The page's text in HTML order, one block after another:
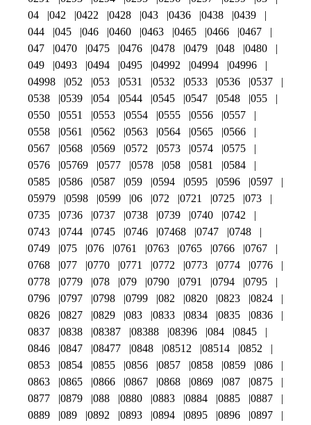
04
042 0422 0428 043 0436 0438
0439
044
045 046 0460 0463 0465 0466
0467
047
0470 0475 0476 0478 0479 048
0480
049
0493 0494 0495 04992 04994
04996
04998
052 053 0531 0532 0533 0536
0537
0538
0539 054 0544 0545 0547 0548
055
0550
0551 0553 0554 0555 0556
0557
0558
0561 0562 0563 0564 0565
0566
0567
0568 0569 0572 0573 0574
0575
0576
05769 0577 0578 058 0581
0584
0585
0586 0587 059 0594 0595 0596
0597
05979
0598 0599 06 072 0721 0725
073
0735
0736 0737 0738 0739 0740
0742
0743
0744 0745 0746 07468 0747
0748
0749
075 076 0761 0763 0765 0766
0767
0768
077 0770 0771 0772 0773 0774
0776
0778
0779 078 079 0790 0791 0794
0795
0796
0797 0798 0799 082 0820 0823
0824
0826
0827 0829 083 0833 0834 0835
0836
0837
0838 08387 08388 08396 084
0845
0846
0847 08477 0848 08512 08514
0852
0853
0854 0855 0856 0857 0858 0859
086
0863
0865 0866 0867 0868 0869 087
0875
0877
0879 088 0880 0883 0884 0885
0887
0889
089 0892 0893 0894 0895 0896
0897